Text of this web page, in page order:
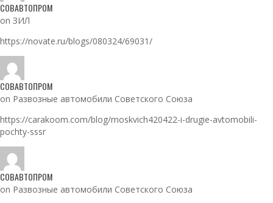
СОВАВТОПРОМ
on ЗИЛ
https://novate.ru/blogs/080324/69031/
СОВАВТОПРОМ
on Развозные автомобили Советского Союза
https://carakoom.com/blog/moskvich420422-i-drugie-avtomobili-
pochty-sssr
СОВАВТОПРОМ
on Развозные автомобили Советского Союза